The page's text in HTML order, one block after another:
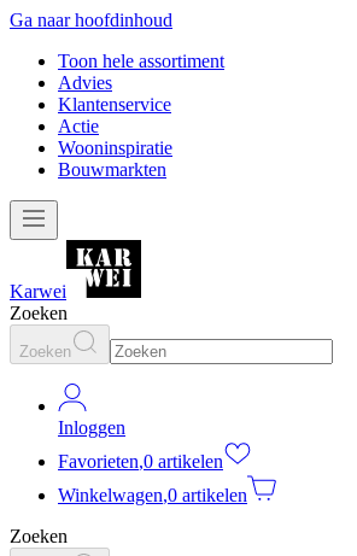
Ga naar hoofdinhoud
Toon hele assortiment
Advies
Klantenservice
Actie
Wooninspiratie
Bouwmarkten
Karwei
Zoeken
Zoeken
Inloggen
Favorieten,0 artikelen
Winkelwagen,0 artikelen
Zoeken